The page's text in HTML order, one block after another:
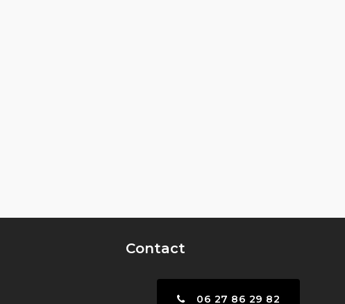
Contact
06 27 86 29 82